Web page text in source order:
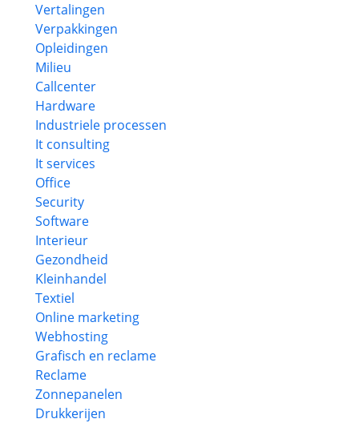
Vertalingen
Verpakkingen
Opleidingen
Milieu
Callcenter
Hardware
Industriele processen
It consulting
It services
Office
Security
Software
Interieur
Gezondheid
Kleinhandel
Textiel
Online marketing
Webhosting
Grafisch en reclame
Reclame
Zonnepanelen
Drukkerijen